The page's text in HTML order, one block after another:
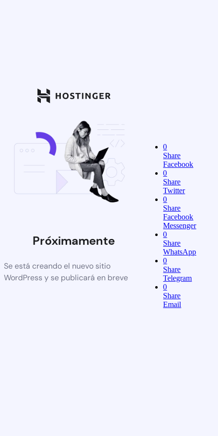
Próximamente
Se está creando el nuevo sitio
WordPress y se publicará en breve
0
Share
Facebook
0
Share
Twitter
0
Share
Facebook
Messenger
0
Share
WhatsApp
0
Share
Telegram
0
Share
Email